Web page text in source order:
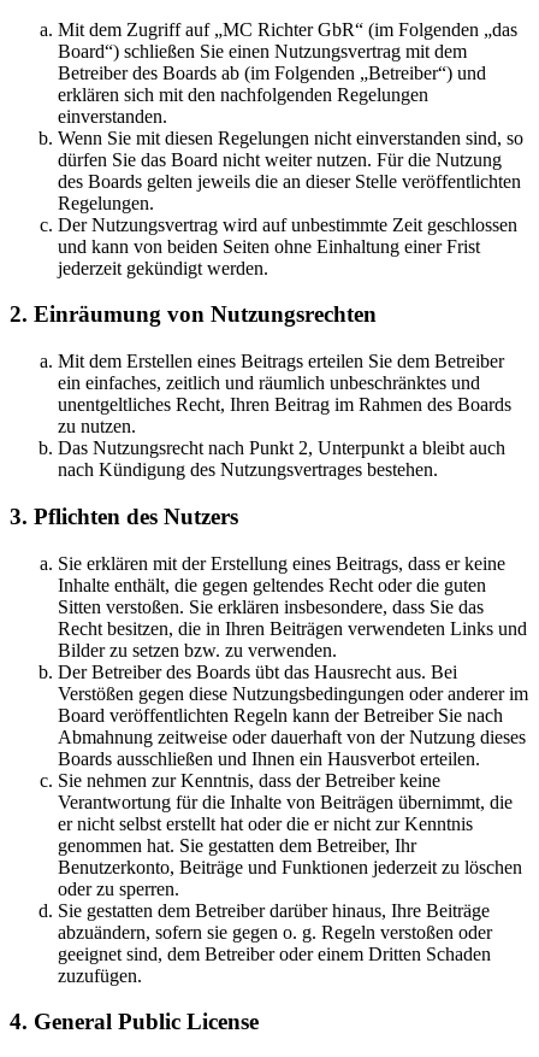
Mit dem Zugriff auf „MC Richter GbR“ (im Folgenden „das
Board“) schließen Sie einen Nutzungsvertrag mit dem
Betreiber des Boards ab (im Folgenden „Betreiber“) und
erklären sich mit den nachfolgenden Regelungen
einverstanden.
Wenn Sie mit diesen Regelungen nicht einverstanden sind, so
dürfen Sie das Board nicht weiter nutzen. Für die Nutzung
des Boards gelten jeweils die an dieser Stelle veröffentlichten
Regelungen.
Der Nutzungsvertrag wird auf unbestimmte Zeit geschlossen
und kann von beiden Seiten ohne Einhaltung einer Frist
jederzeit gekündigt werden.
2. Einräumung von Nutzungsrechten
Mit dem Erstellen eines Beitrags erteilen Sie dem Betreiber
ein einfaches, zeitlich und räumlich unbeschränktes und
unentgeltliches Recht, Ihren Beitrag im Rahmen des Boards
zu nutzen.
Das Nutzungsrecht nach Punkt 2, Unterpunkt a bleibt auch
nach Kündigung des Nutzungsvertrages bestehen.
3. Pflichten des Nutzers
Sie erklären mit der Erstellung eines Beitrags, dass er keine
Inhalte enthält, die gegen geltendes Recht oder die guten
Sitten verstoßen. Sie erklären insbesondere, dass Sie das
Recht besitzen, die in Ihren Beiträgen verwendeten Links und
Bilder zu setzen bzw. zu verwenden.
Der Betreiber des Boards übt das Hausrecht aus. Bei
Verstößen gegen diese Nutzungsbedingungen oder anderer im
Board veröffentlichten Regeln kann der Betreiber Sie nach
Abmahnung zeitweise oder dauerhaft von der Nutzung dieses
Boards ausschließen und Ihnen ein Hausverbot erteilen.
Sie nehmen zur Kenntnis, dass der Betreiber keine
Verantwortung für die Inhalte von Beiträgen übernimmt, die
er nicht selbst erstellt hat oder die er nicht zur Kenntnis
genommen hat. Sie gestatten dem Betreiber, Ihr
Benutzerkonto, Beiträge und Funktionen jederzeit zu löschen
oder zu sperren.
Sie gestatten dem Betreiber darüber hinaus, Ihre Beiträge
abzuändern, sofern sie gegen o. g. Regeln verstoßen oder
geeignet sind, dem Betreiber oder einem Dritten Schaden
zuzufügen.
4. General Public License